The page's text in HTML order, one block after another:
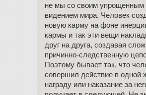
не мы со своим упрощенным
видением мира. Человек
новую карму на фоне
кармы и так эти вещи
друг на друга, создавая
причинно-следственную
Поэтому бывает так, что
совершил действие в одной
награду или наказание за